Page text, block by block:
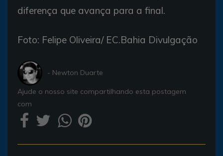
diferença que avança para a final.
Foto: Felipe Oliveira/ EC.Bahia Divulgação
- Newton Duarte
Ajude o nosso site compartilhando esta postagem
com